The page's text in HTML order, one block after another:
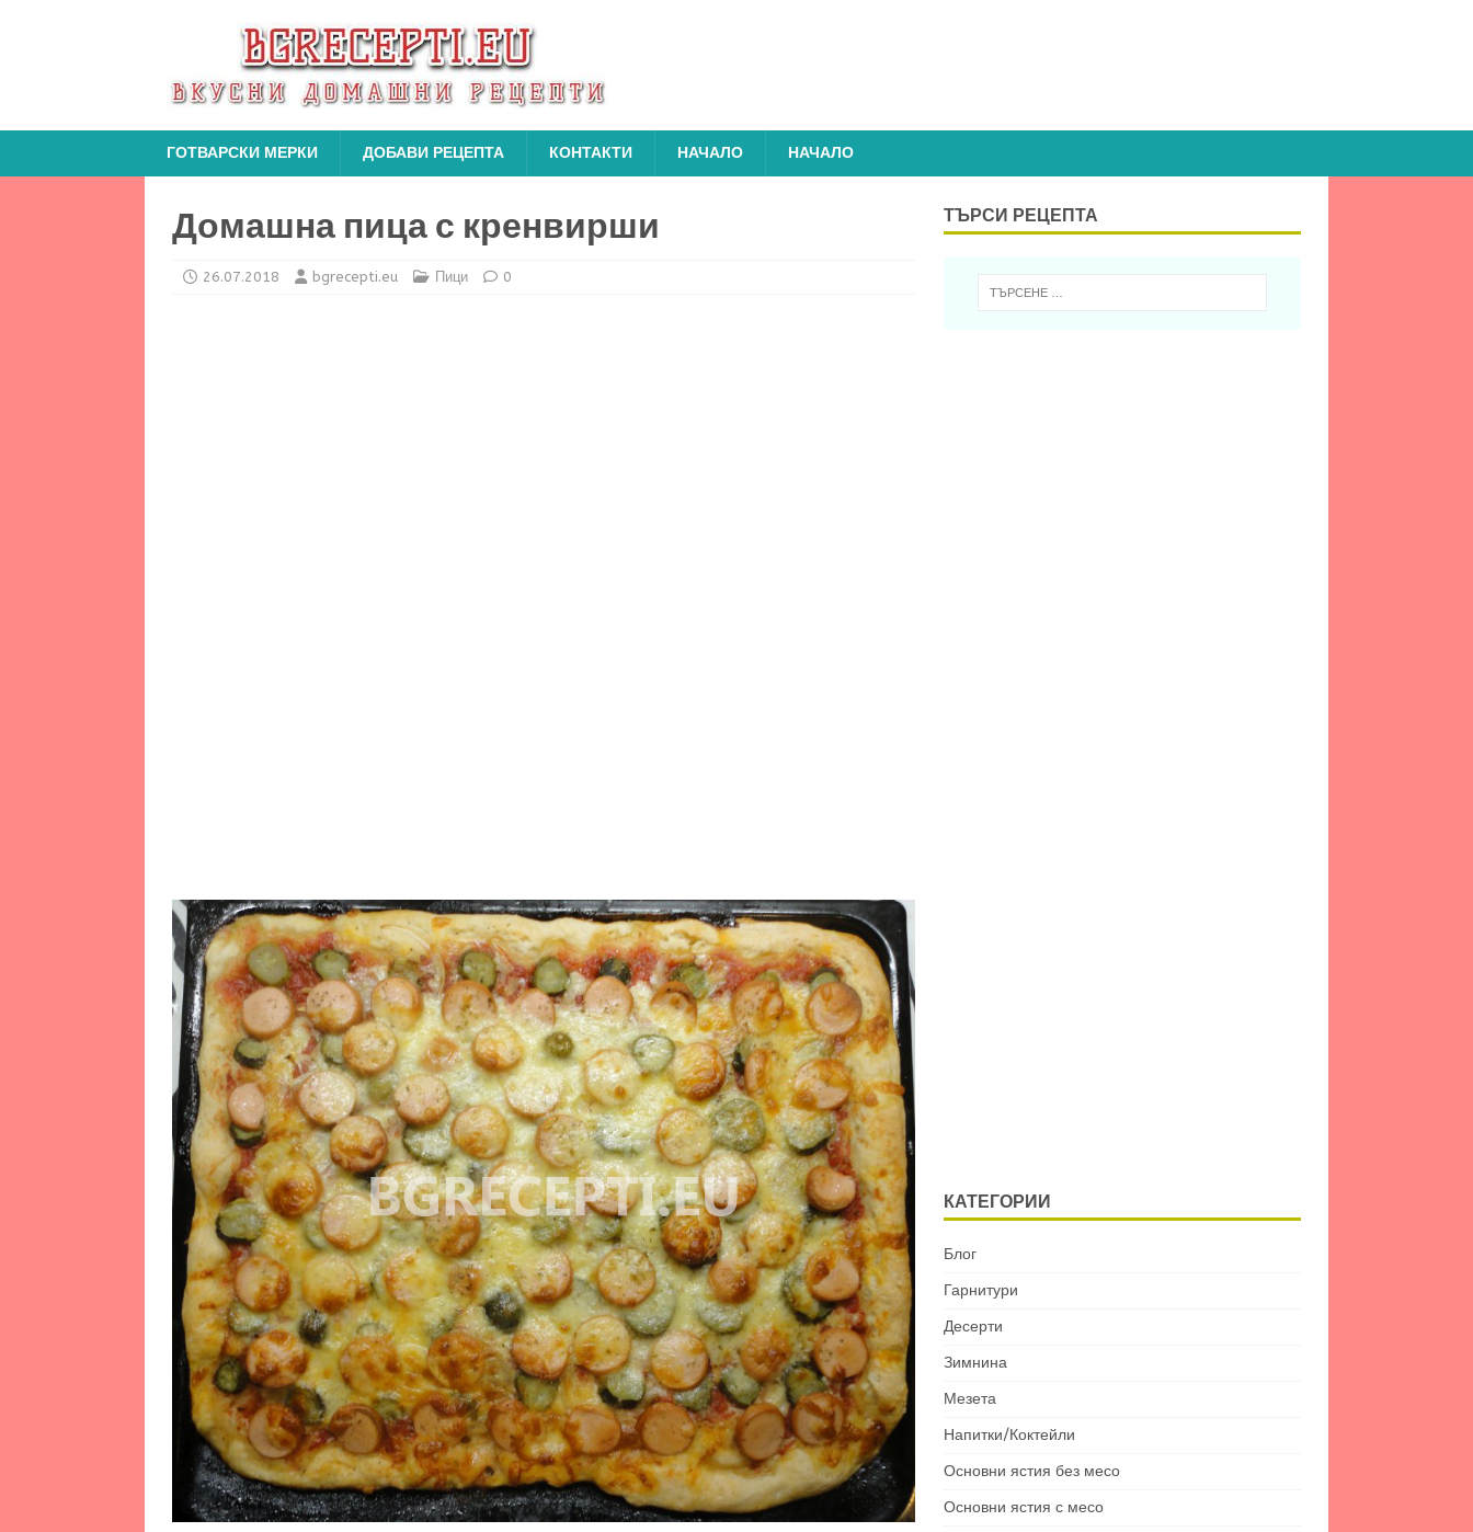
ГОТВАРСКИ МЕРКИ ДОБАВИ РЕЦЕПТА КОНТАКТИ НАЧАЛО НАЧАЛО
Домашна пица с кренвирши
26.07.2018 bgrecepti.eu Пици 0
ТЪРСИ РЕЦЕПТА
КАТЕГОРИИ
Блог
Гарнитури
Десерти
Зимнина
Мезета
Напитки/Коктейли
Основни ястия без месо
Основни ястия с месо